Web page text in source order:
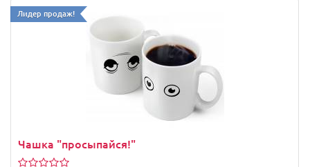
Лидер продаж!
Чашка "просыпайся!"